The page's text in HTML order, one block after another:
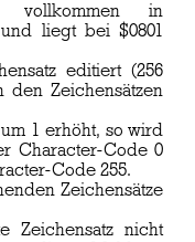
vollkommen in
liegt bei $0801
editiert (256
den Zeichensätzen
1 erhöht, so wird
Character-Code 0
Code 255.
Zeichensätze
Zeichensatz nicht